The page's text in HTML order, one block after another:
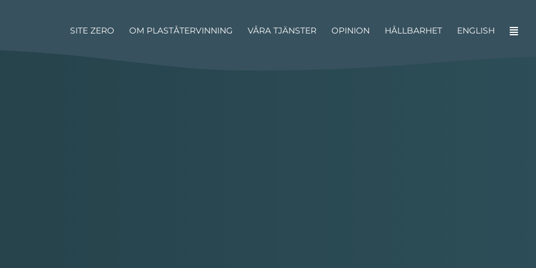
SITE ZERO OM PLASTÅTERVINNING VÅRA TJÄNSTER OPINION HÅLLBARHET ENGLISH